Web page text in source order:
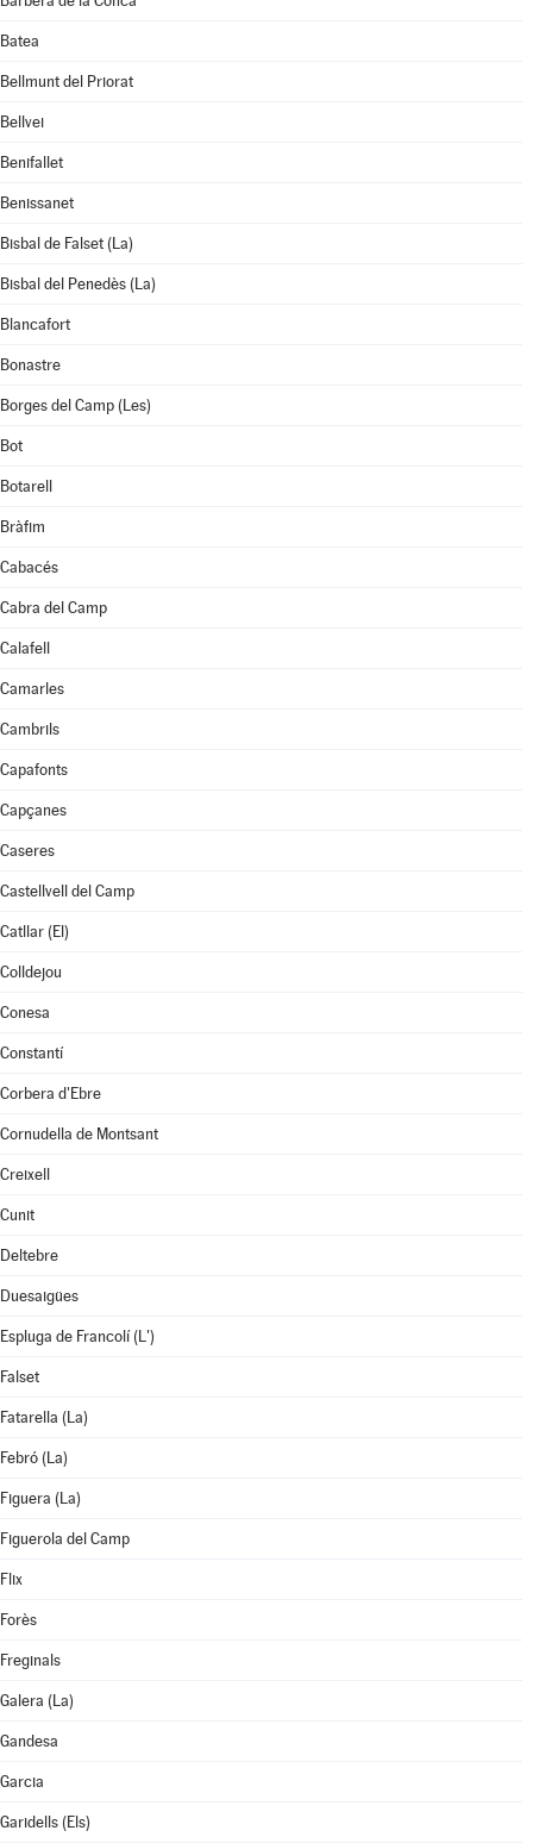
Batea
Bellmunt del Priorat
Bellvei
Benifallet
Benissanet
Bisbal de Falset (La)
Bisbal del Penedès (La)
Blancafort
Bonastre
Borges del Camp (Les)
Bot
Botarell
Bràfim
Cabacés
Cabra del Camp
Calafell
Camarles
Cambrils
Capafonts
Capçanes
Caseres
Castellvell del Camp
Catllar (El)
Colldejou
Conesa
Constantí
Corbera d'Ebre
Cornudella de Montsant
Creixell
Cunit
Deltebre
Duesaigües
Espluga de Francolí (L')
Falset
Fatarella (La)
Febró (La)
Figuera (La)
Figuerola del Camp
Flix
Forès
Freginals
Galera (La)
Gandesa
Garcia
Garidells (Els)